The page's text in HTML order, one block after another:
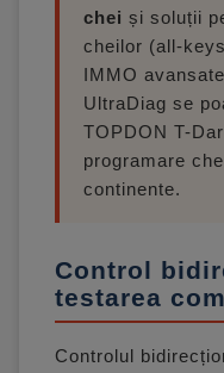
chei și soluții
cheilor (all-
IMMO
UltraDiag se
TOPDON T-
programare
continente.
Control
testarea
Controlul